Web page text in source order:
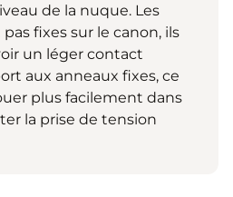
de la nuque. Les
fixes sur le canon, ils
un léger contact
aux anneaux fixes, ce
plus facilement dans
la prise de tension